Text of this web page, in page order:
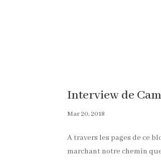
Interview de
Mar 20, 2018
A travers les pages de ce
marchant notre chemin